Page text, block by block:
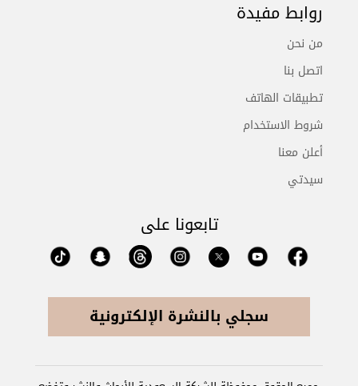
روابط مفيدة
من نحن
اتصل بنا
تطبيقات الهاتف
شروط الاستخدام
أعلن معنا
سيدتي
تابعونا على
سجلي بالنشرة الإلكترونية